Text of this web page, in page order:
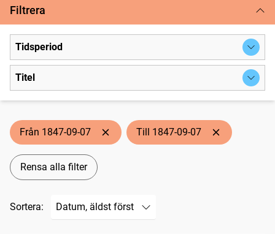
Filtrera
Tidsperiod
Titel
Från 1847-09-07 Till 1847-09-07
Rensa alla filter
Sortera: